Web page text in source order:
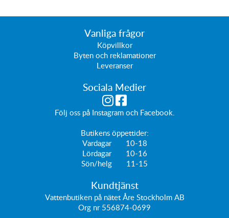
Vanliga frågor
Köpvillkor
Byten och reklamationer
Leveranser
Sociala Medier
Följ oss på Instagramoch Facebook.
Butikens öppettider:
Vardagar 10-18
Lördagar 10-16
Sön/helg 11-15
Kundtjänst
Vattenbutiken på nätet Åre Stockholm AB
Org nr 556874-0699